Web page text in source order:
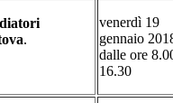
.
venerdì 19
gennaio
dalle ore
16.30